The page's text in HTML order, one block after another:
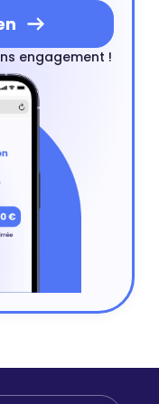
engagement !